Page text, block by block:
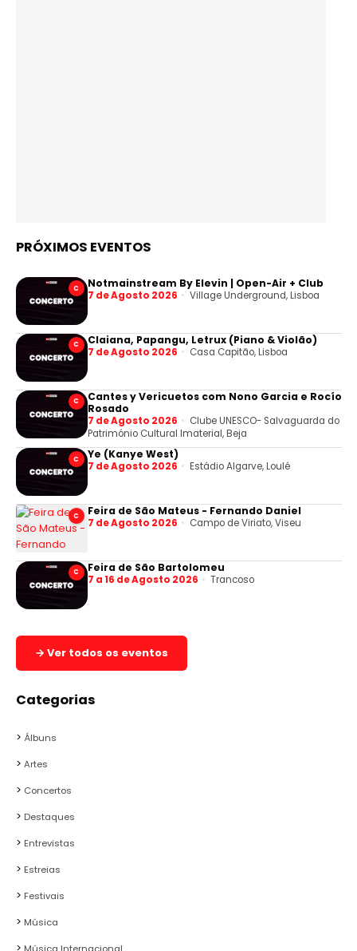
PRÓXIMOS EVENTOS
C Notmainstream By Elevin | Open-Air + Club
7 de Agosto 2026 Village Underground, Lisboa
C Claiana, Papangu, Letrux (Piano & Violão)
7 de Agosto 2026 Casa Capitão, Lisboa
C
Cantes y Vericuetos com Nono Garcia e Rocío
Rosado
7 de Agosto 2026
Clube UNESCO- Salvaguarda do
Património Cultural Imaterial, Beja
C Ye (Kanye West)
7 de Agosto 2026 Estádio Algarve, Loulé
C Feira de São Mateus - Fernando Daniel
7 de Agosto 2026 Campo de Viriato, Viseu
C Feira de São Bartolomeu
7 a 16 de Agosto 2026 Trancoso
→ Ver todos os eventos
Categorias
Álbuns
Artes
Concertos
Destaques
Entrevistas
Estreias
Festivais
Música
Música Internacional